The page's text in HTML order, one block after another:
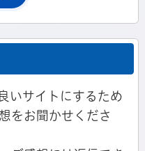
いサイトにするため
をお聞かせくださ